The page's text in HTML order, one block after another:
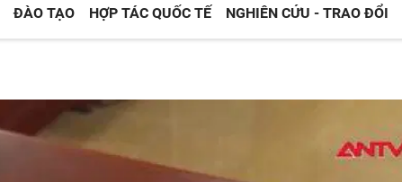
ĐÀO TẠO HỢP TÁC QUỐC TẾ NGHIÊN CỨU - TRAO ĐỔI